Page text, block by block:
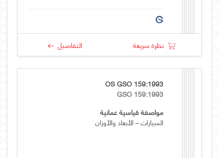
نظرة سريعة التفاصيل
OS GSO 159:1993
GSO 159:1993
مواصفة قياسية عمانية
السيارات – الأبعاد والأوزان